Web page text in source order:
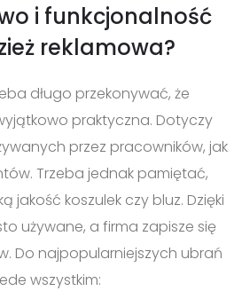
i funkcjonalność
reklamowa?
długo przekonywać, że
praktyczna. Dotyczy
przez pracowników, jak
Trzeba jednak pamiętać,
jakość koszulek czy bluz. Dzięki
używane, a firma zapisze się
Do najpopularniejszych ubrań
wszystkim: